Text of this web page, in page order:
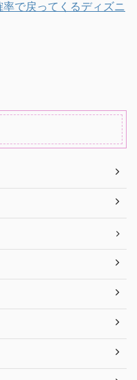
で戻ってくるディズニ